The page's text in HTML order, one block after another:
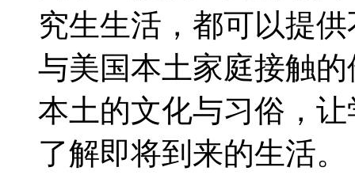
究生生活，都可以提
与美国本土家庭接触
本土的文化与习俗，
了解即将到来的生活。